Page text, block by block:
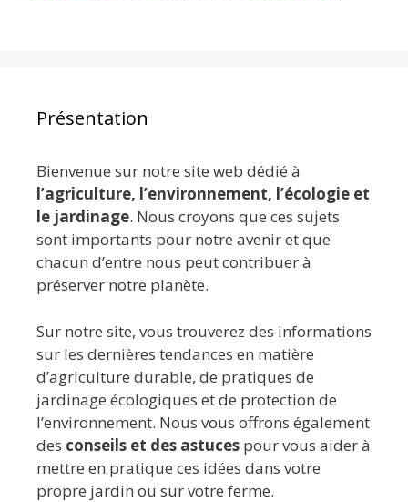
Présentation
Bienvenue sur notre site web dédié à
l’agriculture, l’environnement, l’écologie et
le jardinage. Nous croyons que ces sujets
sont importants pour notre avenir et que
chacun d’entre nous peut contribuer à
préserver notre planète.
Sur notre site, vous trouverez des informations
sur les dernières tendances en matière
d’agriculture durable, de pratiques de
jardinage écologiques et de protection de
l’environnement. Nous vous offrons également
des conseils et des astuces pour vous aider à
mettre en pratique ces idées dans votre
propre jardin ou sur votre ferme.